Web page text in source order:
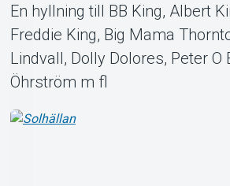
En hyllning till BB King, Albert
Freddie King, Big Mama
Lindvall, Dolly Dolores, Peter O
Öhrström m fl